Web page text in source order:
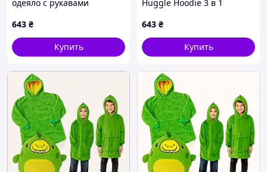
одеяло с рукавами
T315X3143K
643 ₴
Купить
Huggle Hoodie 3 в 1
643 ₴
Купить